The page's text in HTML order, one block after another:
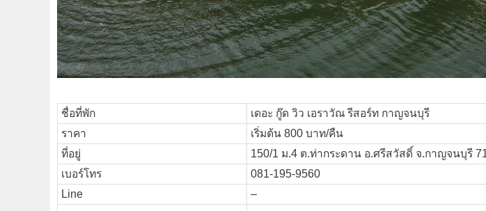
ชื่อที่พัก
เดอะ กู๊ด วิว เอราวัณ รีสอร์ท กาญจนบุรี
ราคา
เริ่มต้น 800 บาท/คืน
ที่อยู่
150/1 ม.4 ต.ท่ากระดาน อ.ศรีสวัสดิ์ จ.กาญจนบุรี
เบอร์โทร
081-195-9560
Line
–